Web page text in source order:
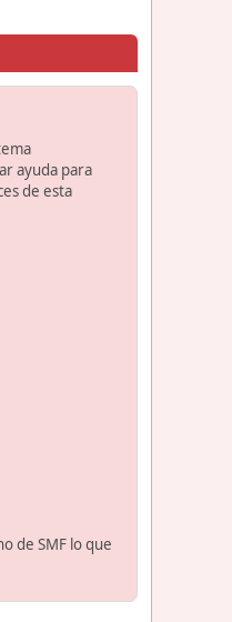
ayuda para
de esta
de SMF lo que